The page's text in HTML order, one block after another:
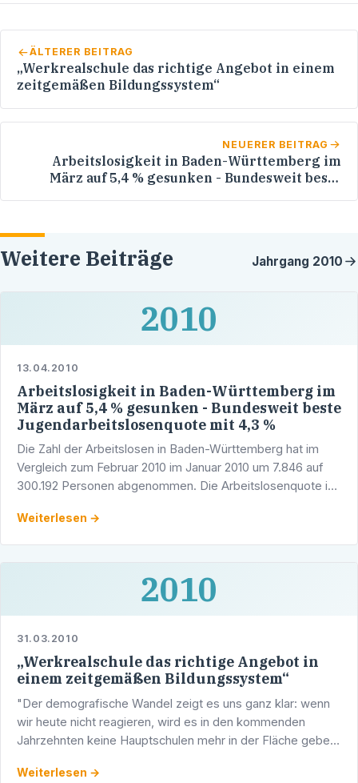
ÄLTERER BEITRAG
„Werkrealschule das richtige Angebot in einem
zeitgemäßen Bildungssystem“
NEUERER BEITRAG
Arbeitslosigkeit in Baden-Württemberg im
März auf 5,4 % gesunken - Bundesweit beste
Weitere Beiträge Jahrgang 2010
2010
13.04.2010
Arbeitslosigkeit in Baden-Württemberg im
März auf 5,4 % gesunken - Bundesweit beste
Jugendarbeitslosenquote mit 4,3 %
Die Zahl der Arbeitslosen in Baden-Württemberg hat im
Vergleich zum Februar 2010 im Januar 2010 um 7.846 auf
300.192 Personen abgenommen. Die Arbeitslosenquote ist
Weiterlesen →
2010
31.03.2010
„Werkrealschule das richtige Angebot in
einem zeitgemäßen Bildungssystem“
"Der demografische Wandel zeigt es uns ganz klar: wenn
wir heute nicht reagieren, wird es in den kommenden
Jahrzehnten keine Hauptschulen mehr in der Fläche geben.
Weiterlesen →